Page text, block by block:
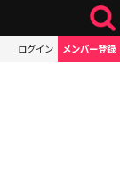
ログイン メンバー登録